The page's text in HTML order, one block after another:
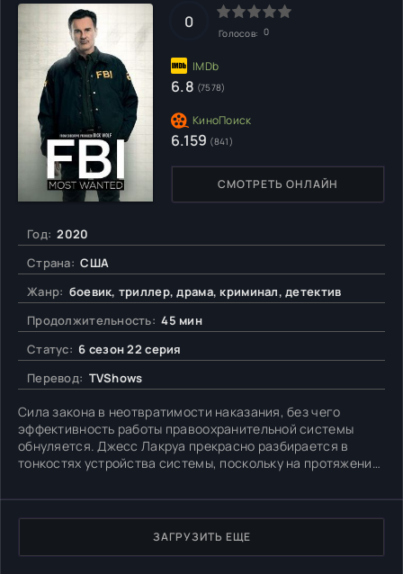
Год: 2020
Страна: США
Жанр: боевик, триллер, драма, криминал, детектив
Продолжительность: 45 мин
Статус: 6 сезон 22 серия
Перевод: TVShows
Сила закона в неотвратимости наказания, без чего
эффективность работы правоохранительной системы
обнуляется. Джесс Лакруа прекрасно разбирается в
тонкостях устройства системы, поскольку на протяжении
Недавно ему доверили возглавить отдел,
специализирующийся на наиболее опасных,
безжалостных и хитроумных злоумышленниках.
СМОТРЕТЬ ОНЛАЙН
0
Голосов: 0
6.8 (7578)
6.159 (841)
ЗАГРУЗИТЬ ЕЩЕ